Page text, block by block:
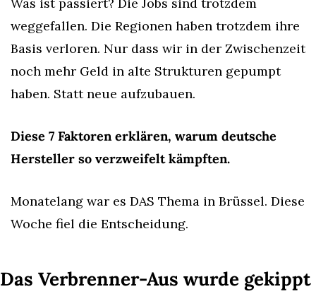
Was ist passiert? Die Jobs sind trotzdem
weggefallen. Die Regionen haben trotzdem ihre
Basis verloren. Nur dass wir in der Zwischenzeit
noch mehr Geld in alte Strukturen gepumpt
haben. Statt neue aufzubauen.
Diese 7 Faktoren erklären, warum deutsche
Hersteller so verzweifelt kämpften.
Monatelang war es DAS Thema in Brüssel. Diese
Woche fiel die Entscheidung.
Das Verbrenner-Aus wurde gekippt